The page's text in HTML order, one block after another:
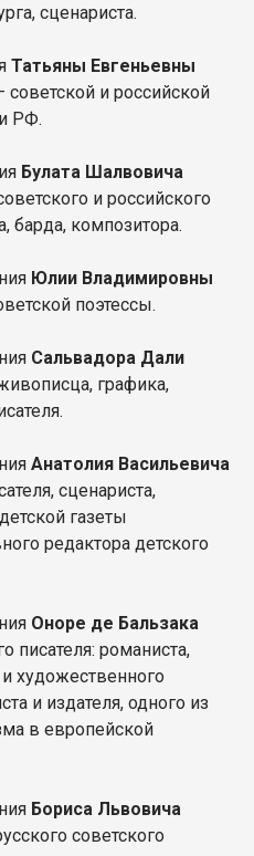
сценариста.
Татьяны Евгеньевны
советской и российской
РФ.
Булата Шалвовича
и российского
барда, композитора.
Юлии Владимировны
поэтессы.
Сальвадора Дали
графика,
Анатолия Васильевича
сценариста,
газеты
редактора детского
Оноре де Бальзака
писателя: романиста,
и художественного
и издателя, одного из
в европейской
Бориса Львовича
советского